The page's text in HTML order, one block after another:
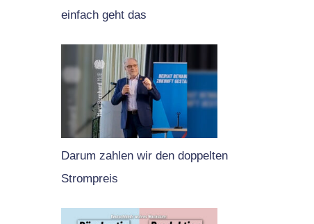
einfach geht das
Darum zahlen wir den doppelten
Strompreis